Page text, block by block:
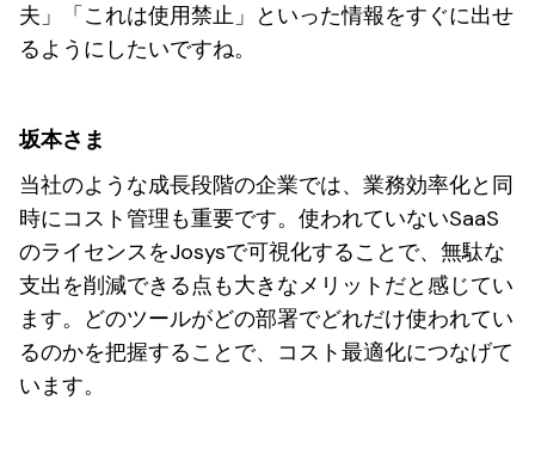
夫」「これは使用禁止」といった情報をすぐに出せ
るようにしたいですね。
坂本さま
当社のような成長段階の企業では、業務効率化と同
時にコスト管理も重要です。使われていないSaaS
のライセンスをJosysで可視化することで、無駄な
支出を削減できる点も大きなメリットだと感じてい
ます。どのツールがどの部署でどれだけ使われてい
るのかを把握することで、コスト最適化につなげて
います。